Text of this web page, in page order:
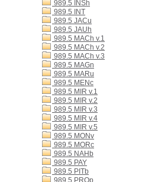
989.5 INSh
989.5 INT
989.5 JACu
989.5 JAUh
989.5 MACh v.1
989.5 MACh v.2
989.5 MACh v.3
989.5 MAGn
989.5 MARu
989.5 MENc
989.5 MIR v.1
989.5 MIR v.2
989.5 MIR v.3
989.5 MIR v.4
989.5 MIR v.5
989.5 MONv
989.5 MORc
989.5 NAHb
989.5 PAY
989.5 PITb
989.5 PROp